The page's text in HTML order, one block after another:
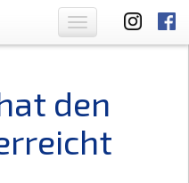
Toggle
navigation
den